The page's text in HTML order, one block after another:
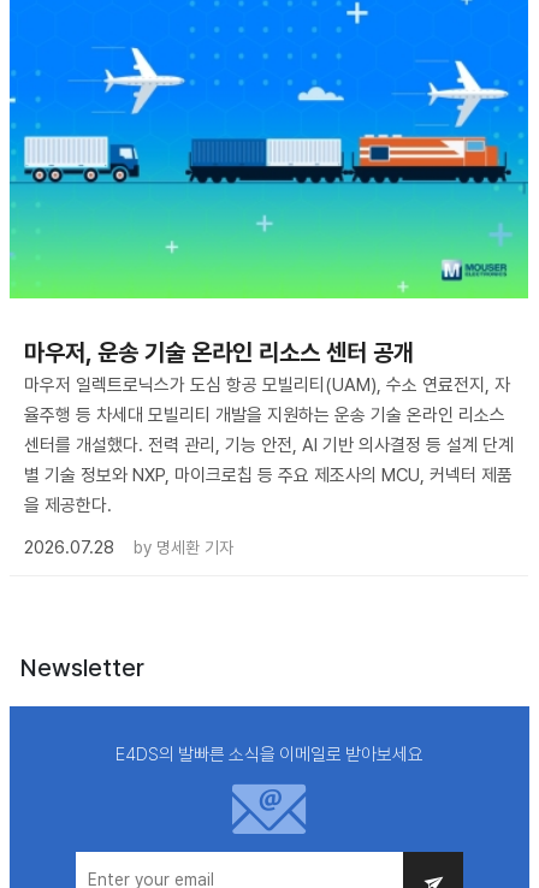
마우저, 운송 기술 온라인 리소스 센터 공개
마우저 일렉트로닉스가 도심 항공 모빌리티(UAM), 수소 연료전지, 자
율주행 등 차세대 모빌리티 개발을 지원하는 운송 기술 온라인 리소스
센터를 개설했다. 전력 관리, 기능 안전, AI 기반 의사결정 등 설계 단계
별 기술 정보와 NXP, 마이크로칩 등 주요 제조사의 MCU, 커넥터 제품
을 제공한다.
2026.07.28
by 명세환 기자
Newsletter
E4DS의 발빠른 소식을 이메일로 받아보세요